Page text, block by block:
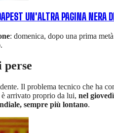
UN'ALTRA PAGINA NERA
: domenica, dopo una prima
perse
Il problema tecnico che ha
è arrivato proprio da lui, nel
sempre più lontano.